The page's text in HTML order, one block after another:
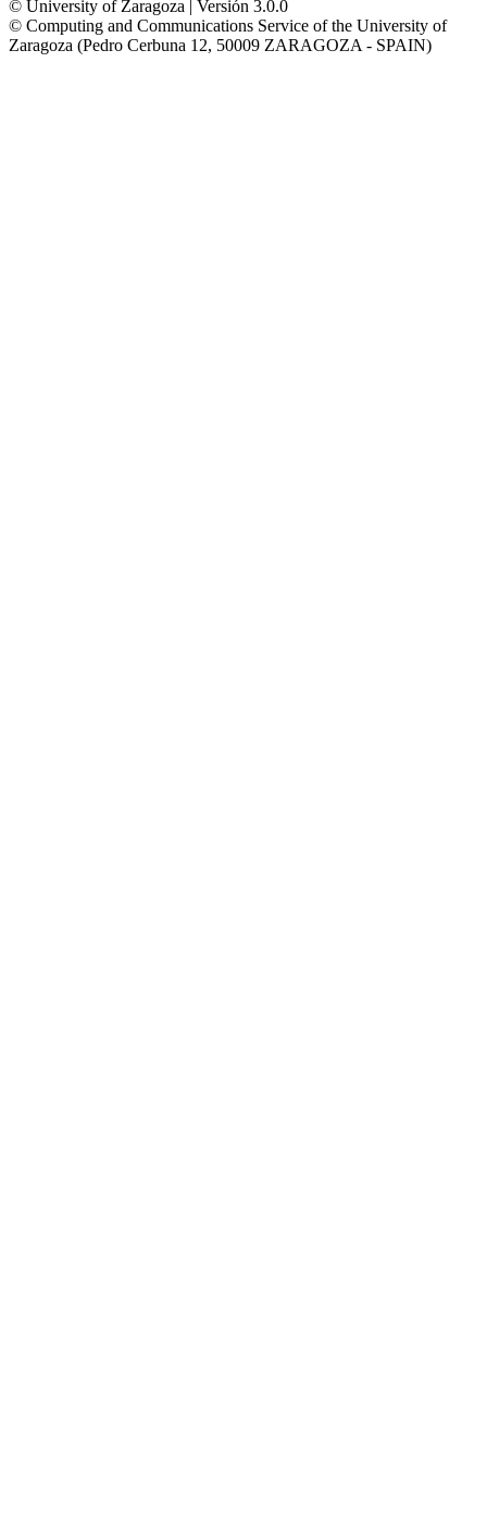
© University of Zaragoza | Versión 3.0.0
© Computing and Communications Service of the University of
Zaragoza (Pedro Cerbuna 12, 50009 ZARAGOZA - SPAIN)